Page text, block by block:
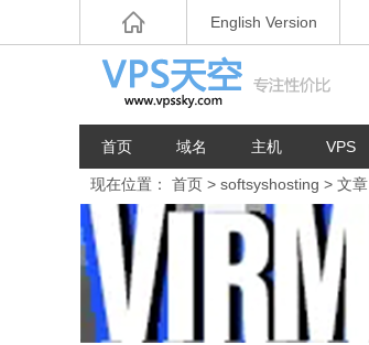
English Version
首页 域名 主机 VPS
现在位置： 首页 > softsyshosting > 文章